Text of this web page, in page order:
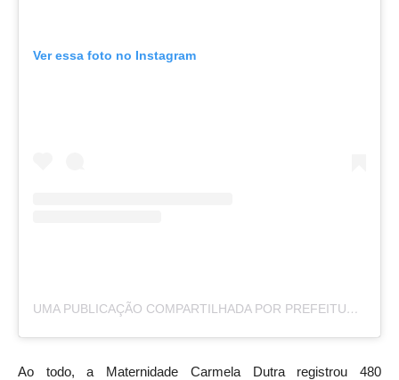
Ver essa foto no Instagram
UMA PUBLICAÇÃO COMPARTILHADA POR PREFEITURA BOM JESUS DA LAPA (@PREFEITURA_BOMJESUSDALAPA)
Ao todo, a Maternidade Carmela Dutra registrou 480